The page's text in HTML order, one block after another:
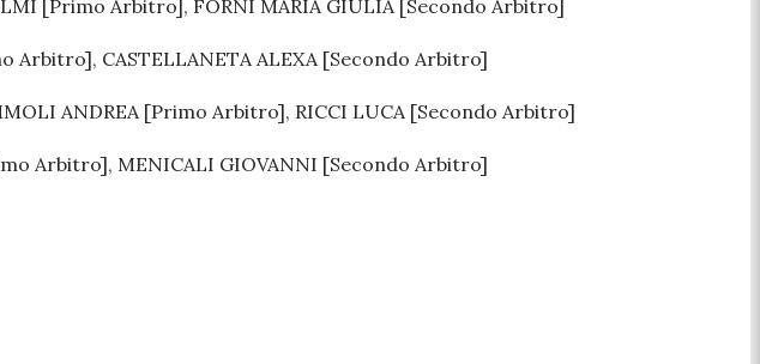
[Primo Arbitro], FORNI MARIA GIULIA [Secondo Arbitro]
Arbitro], CASTELLANETA ALEXA [Secondo Arbitro]
ANDREA [Primo Arbitro], RICCI LUCA [Secondo Arbitro]
Arbitro], MENICALI GIOVANNI [Secondo Arbitro]